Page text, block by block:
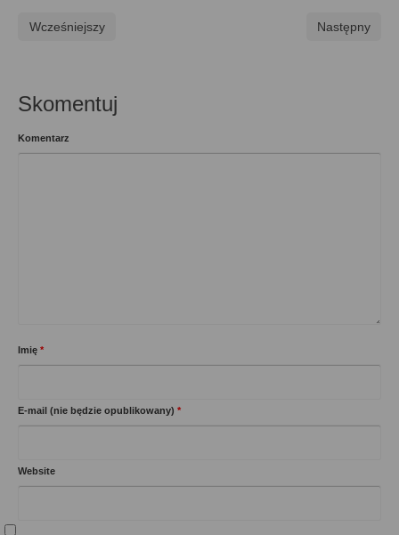
Wcześniejszy Następny
Skomentuj
Komentarz
Imię *
E-mail (nie będzie opublikowany) *
Website